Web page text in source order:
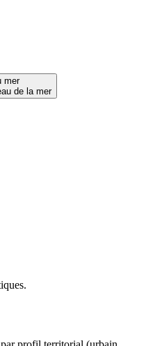
mer
de la mer